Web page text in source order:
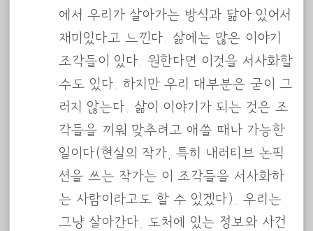
에서 우리가 살아가는 방식과 닮아 있어서
재미있다고 느낀다. 삶에는 많은 이야기
조각들이 있다. 원한다면 이것을 서사화할
수도 있다. 하지만 우리 대부분은 굳이 그
러지 않는다. 삶이 이야기가 되는 것은 조
각들을 끼워 맞추려고 애쓸 때나 가능한
일이다(현실의 작가, 특히 내러티브 논픽
션을 쓰는 작가는 이 조각들을 서사화하
는 사람이라고도 할 수 있겠다). 우리는
그냥 살아간다. 도처에 있는 정보와 사건